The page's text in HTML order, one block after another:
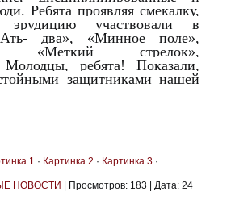
Ребята проявляя смекалку,
участвовали в
два», «Минное поле»,
«Меткий стрелок»,
Молодцы, ребята! Показали,
защитниками нашей
1 · Картинка 2 · Картинка 3 ·
НОВОСТИ Просмотров: 183 |Дата: 24